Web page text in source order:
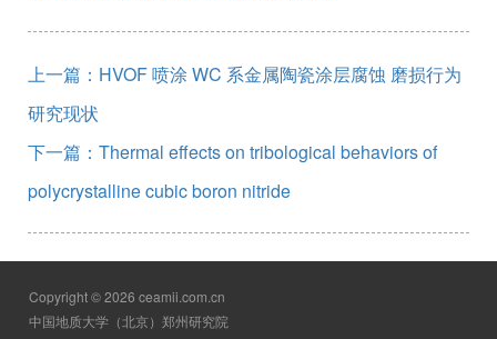
上一篇：HVOF 喷涂 WC 系金属陶瓷涂层腐蚀 磨损行为
研究现状
下一篇：Thermal effects on tribological behaviors of
polycrystalline cubic boron nitride
Copyright © 2026 ceamii.com.cn
中国地质大学（北京）郑州研究院